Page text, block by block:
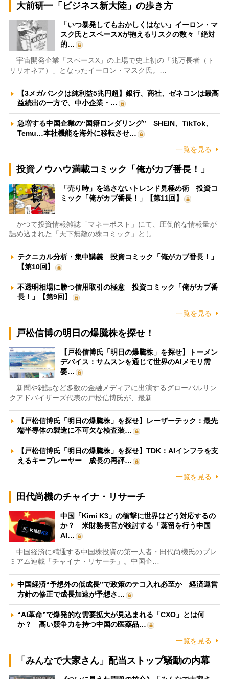
大前研一「ビジネス新大陸」の歩き方
「いつ暴発してもおかしくはない」イーロン・マ
スク氏とスペースXが抱えるリスクの数々「絶対
的…
宇宙開発企業「スペースX」の上場で史上初の「兆万長者（ト
リリオネア）」となったイーロン・マスク氏。…
【3メガバンクは純利益5兆円超】銀行、商社、ゼネコンは最高
益続出の一方で、中小企業・…
急増する中国企業の“国籍ロンダリング” SHEIN、TikTok、
Temu…本社機能を海外に移転させ…
一覧を見る
投資ノウハウ満載コミック「俺がカブ番長！」
「売り時」を逃さないトレンド見極め術 投資コ
ミック「俺がカブ番長！」【第11回】
かつて投資情報雑誌「マネーポスト」にて、圧倒的な情報量が
詰め込まれた「天下無敵の株コミック」とし…
テクニカル分析・集中講義 投資コミック「俺がカブ番長！」
【第10回】
不透明相場に勝つ信用取引の極意 投資コミック「俺がカブ番
長！」【第9回】
一覧を見る
戸松信博の明日の爆騰株を探せ！
【戸松信博氏「明日の爆騰株」を探せ】トーメン
デバイス：サムスンを通じて世界のAIメモリ需
要…
新聞や雑誌など多数の金融メディアに出演するグローバルリン
クアドバイザーズ代表の戸松信博氏が、最新…
【戸松信博氏「明日の爆騰株」を探せ】レーザーテック：最先
端半導体の製造に不可欠な検査装…
【戸松信博氏「明日の爆騰株」を探せ】TDK：AIインフラを支
えるキープレーヤー 成長の再評…
一覧を見る
田代尚機のチャイナ・リサーチ
中国「Kimi K3」の衝撃に世界はどう対応するの
か？ 米財務長官が検討する「蒸留を行う中国
AI…
中国経済に精通する中国株投資の第一人者・田代尚機氏のプレ
ミアム連載「チャイナ・リサーチ」。中国企…
中国経済“予想外の低成長”で政策のテコ入れ必至か 経済運営
方針の修正で成長加速が予想さ…
“AI革命”で爆発的な需要拡大が見込まれる「CXO」とは何
か？ 高い競争力を持つ中国の医薬品…
一覧を見る
「みんなで大家さん」配当ストップ騒動の内幕